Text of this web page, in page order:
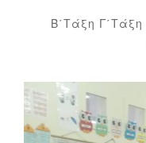
Categories
Β΄τάξη Γ΄τάξη